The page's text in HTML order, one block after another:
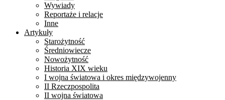
Wywiady
Reportaże i relacje
Inne
Artykuły
Starożytność
Średniowiecze
Nowożytność
Historia XIX wieku
I wojna światowa i okres międzywojenny
II Rzeczpospolita
II wojna światowa